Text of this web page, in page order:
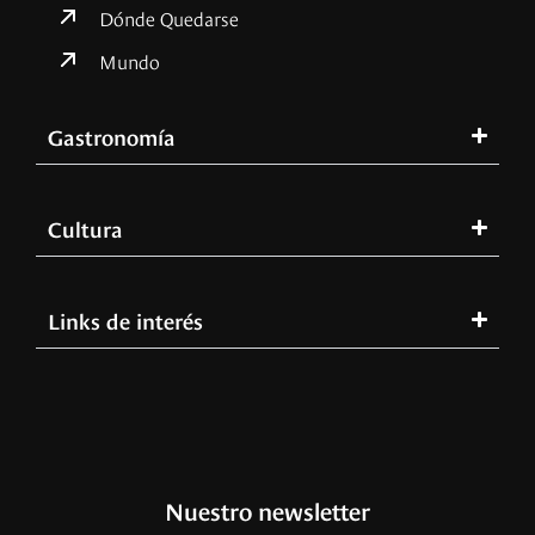
Dónde Quedarse
Mundo
Gastronomía
Cultura
Links de interés
Nuestro newsletter